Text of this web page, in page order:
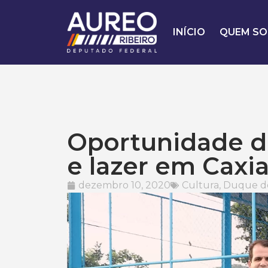
INÍCIO QUEM
Oportunidade
e lazer em
dezembro 10, 2020 Cultura, Duque